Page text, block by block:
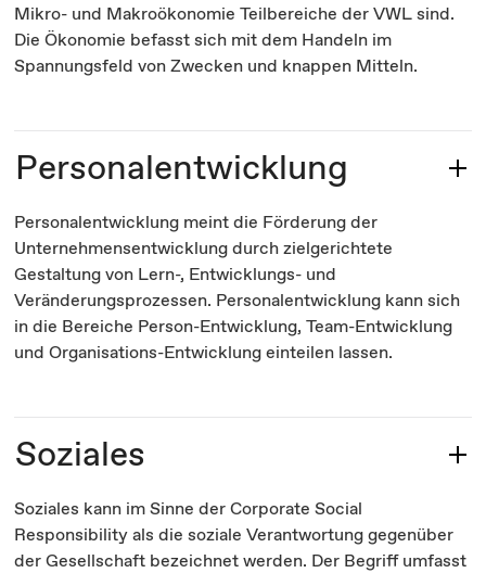
Mikro- und Makroökonomie Teilbereiche der VWL sind.
Die Ökonomie befasst sich mit dem Handeln im
Spannungsfeld von Zwecken und knappen Mitteln.
Personalentwicklung
Personalentwicklung meint die Förderung der
Unternehmensentwicklung durch zielgerichtete
Gestaltung von Lern-, Entwicklungs- und
Veränderungsprozessen. Personalentwicklung kann sich
in die Bereiche Person-Entwicklung, Team-Entwicklung
und Organisations-Entwicklung einteilen lassen.
Soziales
Soziales kann im Sinne der Corporate Social
Responsibility als die soziale Verantwortung gegenüber
der Gesellschaft bezeichnet werden. Der Begriff umfasst